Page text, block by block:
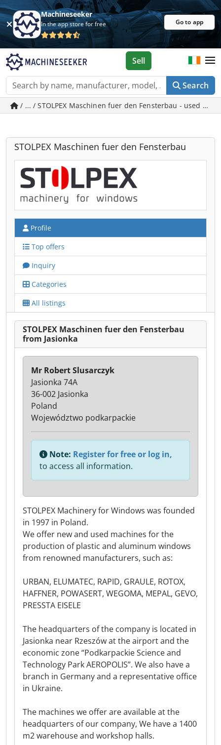
Machineseeker
In the app store for free Go to app
Search
Sell
/ ... / STOLPEX Maschinen fuer den Fensterbau - used
STOLPEX Maschinen fuer den Fensterbau
Profile
Top offers
Inquiry
Categories
All listings
STOLPEX Maschinen fuer den Fensterbau
from Jasionka
STOLPEX Machinery for Windows was founded
in 1997 in Poland.
We offer new and used machines for the
production of plastic and aluminum windows
from renowned manufacturers, such as:
URBAN, ELUMATEC, RAPID, GRAULE, ROTOX,
HAFFNER, POWASERT, WEGOMA, MEPAL, GEVO,
PRESSTA EISELE
The headquarters of the company is located in
Jasionka near Rzeszów at the airport and the
economic zone “Podkarpackie Science and
Technology Park AEROPOLIS”. We also have a
branch in Germany and a representative office
in Ukraine.
The machines we offer are available at the
headquarters of our company, We have a 1400
m2 warehouse and workshop halls.
Mr Robert Slusarczyk
Jasionka 74A
36-002 Jasionka
Poland
Województwo podkarpackie
Note: Register for free or log in,
to access all information.